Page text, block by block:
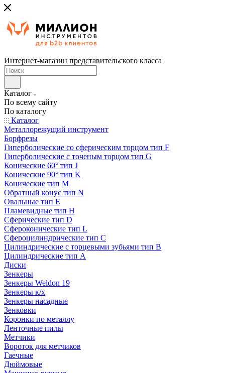
Интернет-магазин представительского класса
Каталог
По всему сайту
По каталогу
Каталог
Металлорежущий инструмент
Борфрезы
Гиперболические cо сферическим торцом тип F
Гиперболические с точеным торцом тип G
Конические 60° тип J
Конические 90° тип K
Конические тип M
Обратный конус тип N
Овальные тип E
Пламевидные тип H
Сферические тип D
Сфероконические тип L
Сфероцилиндрические тип C
Цилиндрические с торцевыми зубьями тип B
Цилиндрические тип А
Диски
Зенкеры
Зенкеры Weldon 19
Зенкеры к/х
Зенкеры насадные
Зенковки
Коронки по металлу
Ленточные пилы
Метчики
Вороток для метчиков
Гаечные
Дюймовые